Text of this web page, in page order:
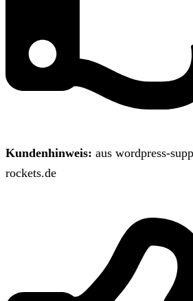
Kundenhinweis: aus wordpress-
rockets.de